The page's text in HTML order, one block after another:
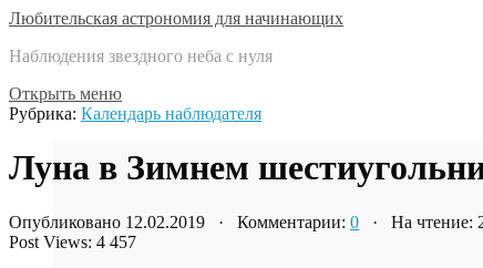
Любительская астрономия для начинающих
Наблюдения звездного неба с нуля
Открыть меню
Рубрика: Календарь наблюдателя
Луна в Зимнем
Опубликовано 12.02.2019 · Комментарии: 0 · На чтение:
Post Views: 4 457